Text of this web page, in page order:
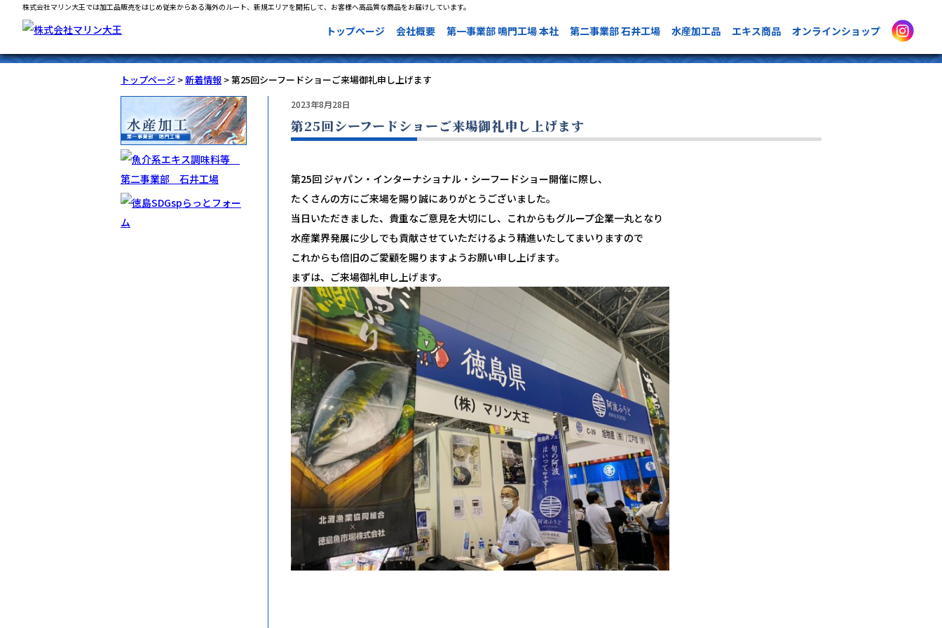
株式会社マリン大王では加工品販売をはじめ従来からある海外のルート、新規エリアを開拓して、お客様へ高品質な商品をお届けしています。
トップページ 会社概要 第一事業部 鳴門工場 本社 第二事業部 石井工場 水産加工品 エキス商品 オンラインショップ
トップページ >新着情報 > 第25回シーフードショーご来場御礼申し上げます
2023年8月28日
第25回シーフードショーご来場御礼申し上げます
第25回 ジャパン・インターナショナル・シーフードショー開催に際し、
たくさんの方にご来場を賜り誠にありがとうございました。
当日いただきました、貴重なご意見を大切にし、これからもグループ企業一丸となり
水産業界発展に少しでも貢献させていただけるよう精進いたしてまいりますので
これからも倍旧のご愛顧を賜りますようお願い申し上げます。
まずは、ご来場御礼申し上げます。